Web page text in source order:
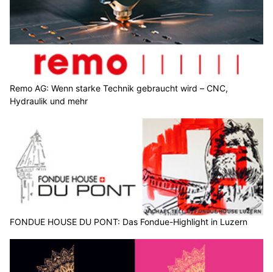
Remo AG: Wenn starke Technik gebraucht wird – CNC,
Hydraulik und mehr
FONDUE HOUSE DU PONT: Das Fondue-Highlight in Luzern